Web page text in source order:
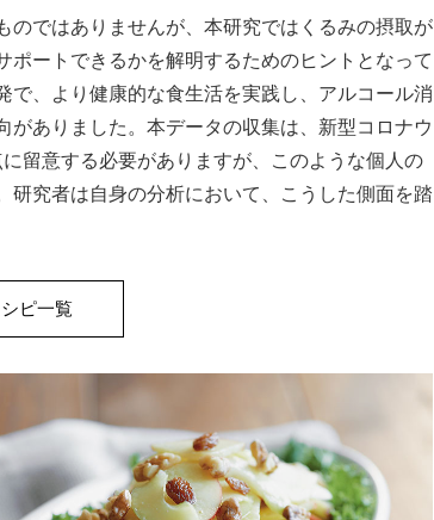
ではありませんが、本研究ではくるみの摂取が
ートできるかを解明するためのヒントとなって
、より健康的な食生活を実践し、アルコール消
ありました。本データの収集は、新型コロナウ
留意する必要がありますが、このような個人の
究者は自身の分析において、こうした側面を踏
ピ一覧